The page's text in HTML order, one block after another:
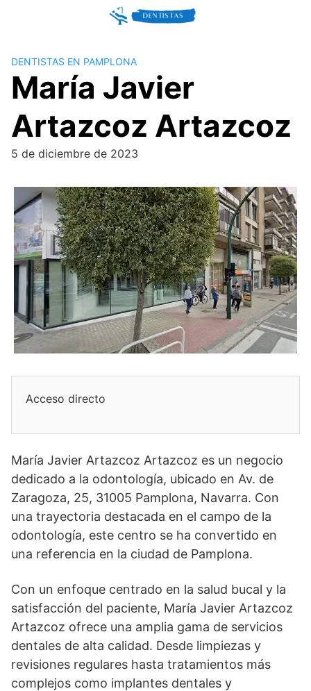
DENTISTAS EN PAMPLONA
María Javier
Artazcoz Artazcoz
5 de diciembre de 2023
Acceso directo
María Javier Artazcoz Artazcoz es un negocio
dedicado a la odontología, ubicado en Av. de
Zaragoza, 25, 31005 Pamplona, Navarra. Con
una trayectoria destacada en el campo de la
odontología, este centro se ha convertido en
una referencia en la ciudad de Pamplona.
Con un enfoque centrado en la salud bucal y la
satisfacción del paciente, María Javier Artazcoz
Artazcoz ofrece una amplia gama de servicios
dentales de alta calidad. Desde limpiezas y
revisiones regulares hasta tratamientos más
complejos como implantes dentales y